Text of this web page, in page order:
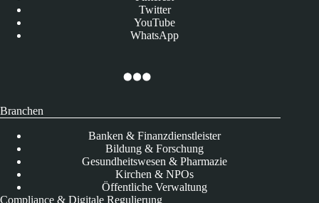
Twitter
YouTube
WhatsApp
Branchen
Banken & Finanzdienstleister
Bildung & Forschung
Gesundheitswesen & Pharmazie
Kirchen & NPOs
Öffentliche Verwaltung
Compliance & Digitale Regulierung